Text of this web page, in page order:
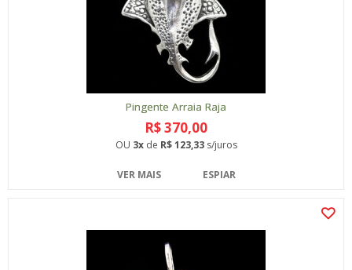
Pingente Arraia Raja
R$ 370,00
OU 3xde R$ 123,33s/juros
VER MAIS ESPIAR